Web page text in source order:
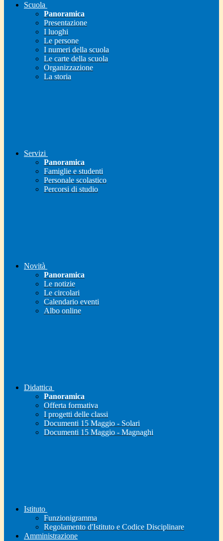
Scuola
Panoramica
Presentazione
I luoghi
Le persone
I numeri della scuola
Le carte della scuola
Organizzazione
La storia
Servizi
Panoramica
Famiglie e studenti
Personale scolastico
Percorsi di studio
Novità
Panoramica
Le notizie
Le circolari
Calendario eventi
Albo online
Didattica
Panoramica
Offerta formativa
I progetti delle classi
Documenti 15 Maggio - Solari
Documenti 15 Maggio - Magnaghi
Istituto
Funzionigramma
Regolamento d'Istituto e Codice Disciplinare
Amministrazione